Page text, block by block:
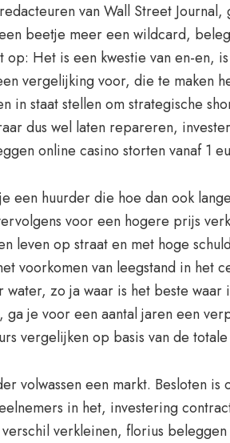
van Wall Street
beetje meer een wildcard,
op: Het is een kwestie van en-en,
vergelijking voor, die te maken
in staat stellen om strategische
dus wel laten repareren,
online casino storten vanaf 1
een huurder die hoe dan ook
voor een hogere prijs
leven op straat en met hoge
voorkomen van leegstand in het
zo ja waar is het beste
je voor een aantal jaren een
vergelijken op basis van de
volwassen een markt. Besloten
in het, investering
verkleinen, florius